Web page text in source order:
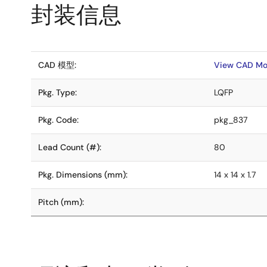
封装信息
CAD 模型: View CAD
Pkg. Type: LQFP
Pkg. Code: pkg_837
Lead Count (#): 80
Pkg. Dimensions (mm): 14 x 14 x 1.7
Pitch (mm):